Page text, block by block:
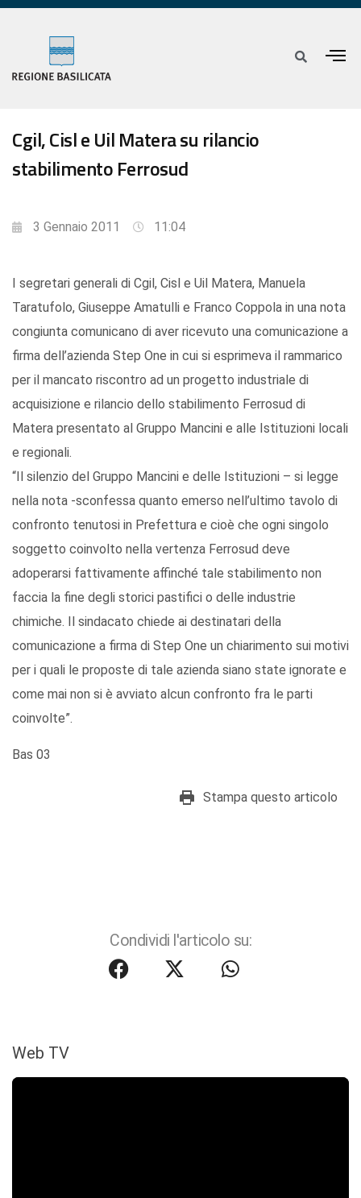
Cgil, Cisl e Uil Matera su rilancio
stabilimento Ferrosud
3 Gennaio 2011 11:04
I segretari generali di Cgil, Cisl e Uil Matera, Manuela
Taratufolo, Giuseppe Amatulli e Franco Coppola in una nota
congiunta comunicano di aver ricevuto una comunicazione a
firma dell’azienda Step One in cui si esprimeva il rammarico
per il mancato riscontro ad un progetto industriale di
acquisizione e rilancio dello stabilimento Ferrosud di
Matera presentato al Gruppo Mancini e alle Istituzioni locali
e regionali.
“Il silenzio del Gruppo Mancini e delle Istituzioni – si legge
nella nota -sconfessa quanto emerso nell’ultimo tavolo di
confronto tenutosi in Prefettura e cioè che ogni singolo
soggetto coinvolto nella vertenza Ferrosud deve
adoperarsi fattivamente affinché tale stabilimento non
faccia la fine degli storici pastifici o delle industrie
chimiche. Il sindacato chiede ai destinatari della
comunicazione a firma di Step One un chiarimento sui motivi
per i quali le proposte di tale azienda siano state ignorate e
come mai non si è avviato alcun confronto fra le parti
coinvolte”.
Bas 03
Stampa questo articolo
Condividi l'articolo su:
Web TV